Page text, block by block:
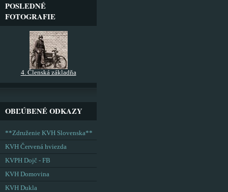
POSLEDNÉ
FOTOGRAFIE
4. Členská základňa
OBĽÚBENÉ ODKAZY
**Združenie KVH Slovenska**
KVH Červená hviezda
KVPH Dojč - FB
KVH Domovina
KVH Dukla